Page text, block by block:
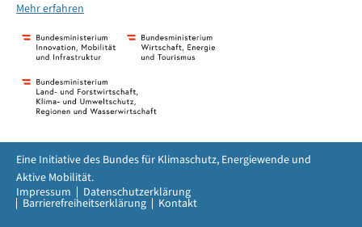
Mehr erfahren
Impressum Datenschutzerklärung
Barrierefreiheitserklärung Kontakt
Eine Initiative des Bundes für Klimaschutz, Energiewende und
Aktive Mobilität.